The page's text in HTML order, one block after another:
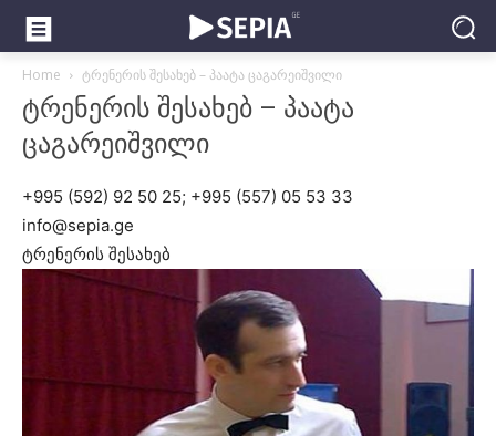
Home ტრენერის შესახებ – პაატა ცაგარეიშვილი
ტრენერის შესახებ – პაატა
ცაგარეიშვილი
+995 (592) 92 50 25; +995 (557) 05 53 33
info@sepia.ge
ტრენერის შესახებ